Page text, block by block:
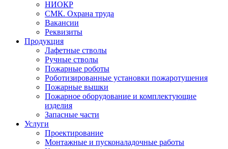
НИОКР
СМК. Охрана труда
Вакансии
Реквизиты
Продукция
Лафетные стволы
Ручные стволы
Пожарные роботы
Роботизированные установки пожаротушения
Пожарные вышки
Пожарное оборудование и комплектующие
изделия
Запасные части
Услуги
Проектирование
Монтажные и пусконаладочные работы